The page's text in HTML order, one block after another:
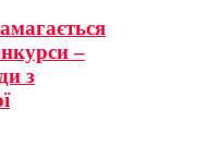
–
з